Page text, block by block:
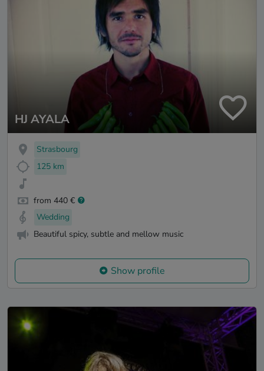
HJ AYALA
Strasbourg
125 km
from 440 €
Wedding
Beautiful spicy, subtle and mellow music
Show profile